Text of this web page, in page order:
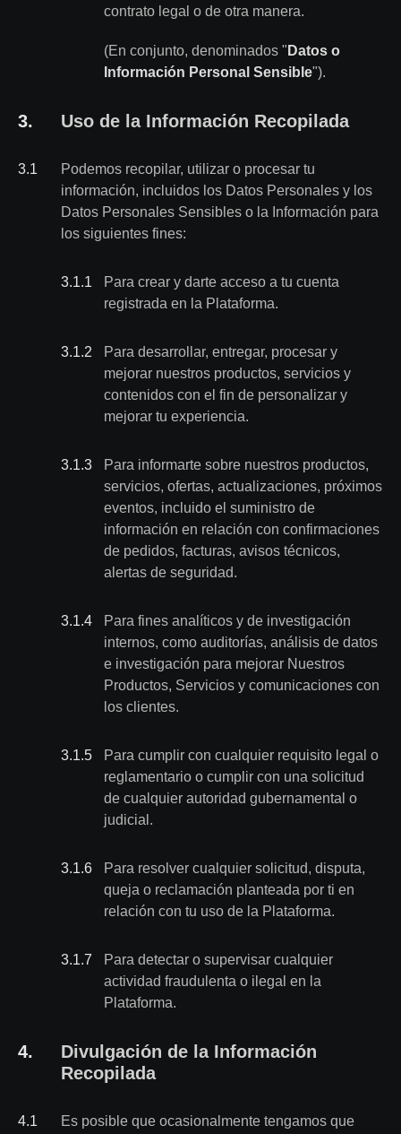
contrato legal o de otra manera.
(En conjunto, denominados " Datos o
Información Personal Sensible").
3. Uso de la Información Recopilada
3.1
Podemos recopilar, utilizar o procesar tu
información, incluidos los Datos Personales y los
Datos Personales Sensibles o la Información para
los siguientes fines:
3.1.1
Para crear y darte acceso a tu cuenta
registrada en la Plataforma.
3.1.2
Para desarrollar, entregar, procesar y
mejorar nuestros productos, servicios y
contenidos con el fin de personalizar y
mejorar tu experiencia.
3.1.3
Para informarte sobre nuestros productos,
servicios, ofertas, actualizaciones, próximos
eventos, incluido el suministro de
información en relación con confirmaciones
de pedidos, facturas, avisos técnicos,
alertas de seguridad.
3.1.4
Para fines analíticos y de investigación
internos, como auditorías, análisis de datos
e investigación para mejorar Nuestros
Productos, Servicios y comunicaciones con
los clientes.
3.1.5
Para cumplir con cualquier requisito legal o
reglamentario o cumplir con una solicitud
de cualquier autoridad gubernamental o
judicial.
3.1.6
Para resolver cualquier solicitud, disputa,
queja o reclamación planteada por ti en
relación con tu uso de la Plataforma.
3.1.7
Para detectar o supervisar cualquier
actividad fraudulenta o ilegal en la
Plataforma.
4.
Divulgación de la Información
Recopilada
4.1
Es posible que ocasionalmente tengamos que